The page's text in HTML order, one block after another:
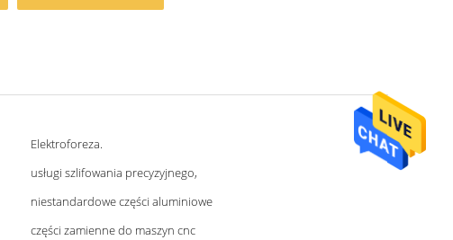
Elektroforeza.
usługi szlifowania precyzyjnego,
niestandardowe części aluminiowe
części zamienne do maszyn cnc